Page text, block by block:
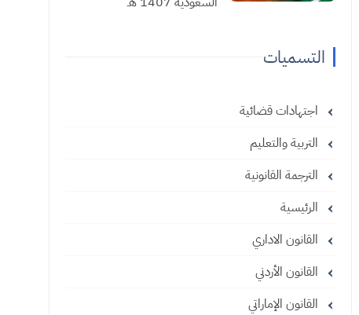
التسميات
اجتهادات قضائية
التربية والتعليم
الترجمة القانونية
الرئيسية
القانون الاداري
القانون الأردني
القانون الإماراتي